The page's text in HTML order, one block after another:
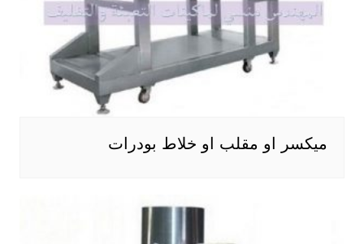
ميكسر او مقلب او خلاط بودرات